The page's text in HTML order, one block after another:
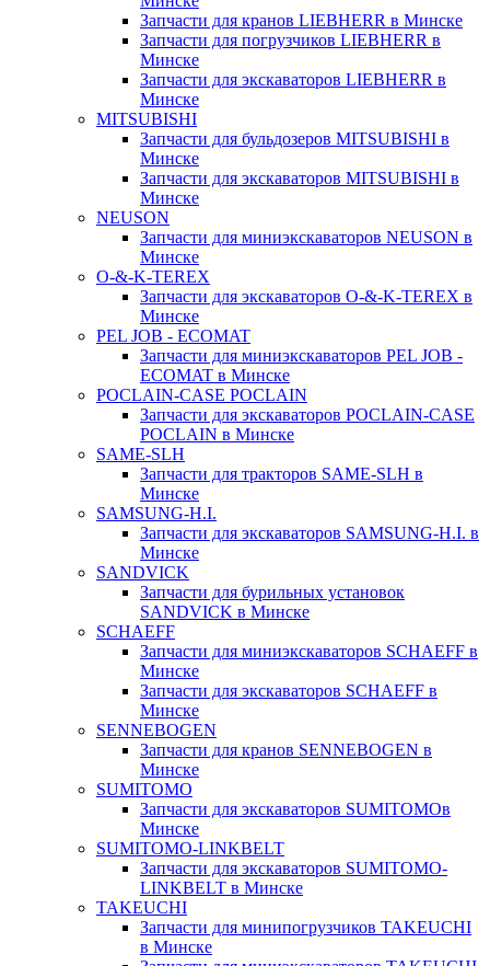
Запчасти для кранов LIEBHERR в Минске
Запчасти для погрузчиков LIEBHERR в
Минске
Запчасти для экскаваторов LIEBHERR в
Минске
MITSUBISHI
Запчасти для бульдозеров MITSUBISHI в
Минске
Запчасти для экскаваторов MITSUBISHI в
Минске
NEUSON
Запчасти для миниэкскаваторов NEUSON в
Минске
O-&-K-TEREX
Запчасти для экскаваторов O-&-K-TEREX в
Минске
PEL JOB - ECOMAT
Запчасти для миниэкскаваторов PEL JOB -
ECOMAT в Минске
POCLAIN-CASE POCLAIN
Запчасти для экскаваторов POCLAIN-CASE
POCLAIN в Минске
SAME-SLH
Запчасти для тракторов SAME-SLH в
Минске
SAMSUNG-H.I.
Запчасти для экскаваторов SAMSUNG-H.I. в
Минске
SANDVICK
Запчасти для бурильных установок
SANDVICK в Минске
SCHAEFF
Запчасти для миниэкскаваторов SCHAEFF в
Минске
Запчасти для экскаваторов SCHAEFF в
Минске
SENNEBOGEN
Запчасти для кранов SENNEBOGEN в
Минске
SUMITOMO
Запчасти для экскаваторов SUMITOMOв
Минске
SUMITOMO-LINKBELT
Запчасти для экскаваторов SUMITOMO-
LINKBELT в Минске
TAKEUCHI
Запчасти для минипогрузчиков TAKEUCHI
в Минске